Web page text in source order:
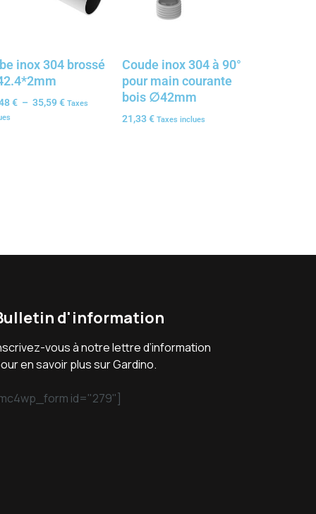
inox 304 brossé
€ – 35,59€ Taxes
Coude inox 304 à 90°
pour main courante
bois ∅42mm
21,33€ Taxes inclues
d'information
vous à notre lettre d’information
en savoir plus sur Gardino.
id="279"]